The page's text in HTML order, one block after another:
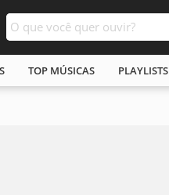
TOP MÚSICAS PLAYLISTS